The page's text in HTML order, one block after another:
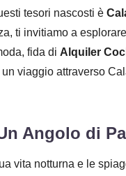
tesori nascosti è
ti invitiamo a
fida di Alquiler
viaggio attraverso
Angolo di
vita notturna e le